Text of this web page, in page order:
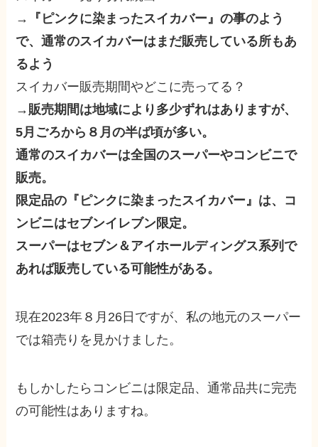
→
『ピンクに染まったスイカバー』の事のよう
で、通常のスイカバーはまだ販売している所もあ
るよう
スイカバー販売期間やどこに売ってる？
→ 販売期間は地域により多少ずれはありますが、
5月ごろから８月の半ば頃が多い。
通常のスイカバーは全国のスーパーやコンビニで
販売。
限定品の『ピンクに染まったスイカバー』は、コ
ンビニはセブンイレブン限定。
スーパーはセブン＆アイホールディングス系列で
あれば販売している可能性がある。
現在2023年８月26日ですが、私の地元のスーパー
では箱売りを見かけました。
もしかしたらコンビニは限定品、通常品共に完売
の可能性はありますね。